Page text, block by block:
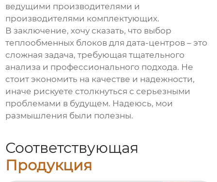
ведущими производителями и
производителями комплектующих.
В заключение, хочу сказать, что выбор
теплообменных блоков для дата-центров – это
сложная задача, требующая тщательного
анализа и профессионального подхода. Не
стоит экономить на качестве и надежности,
иначе рискуете столкнуться с серьезными
проблемами в будущем. Надеюсь, мои
размышления были полезны.
Соответствующая
Продукция